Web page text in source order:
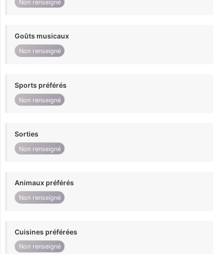
Non renseigné
Goûts musicaux
Non renseigné
Sports préférés
Non renseigné
Sorties
Non renseigné
Animaux préférés
Non renseigné
Cuisines préférées
Non renseigné